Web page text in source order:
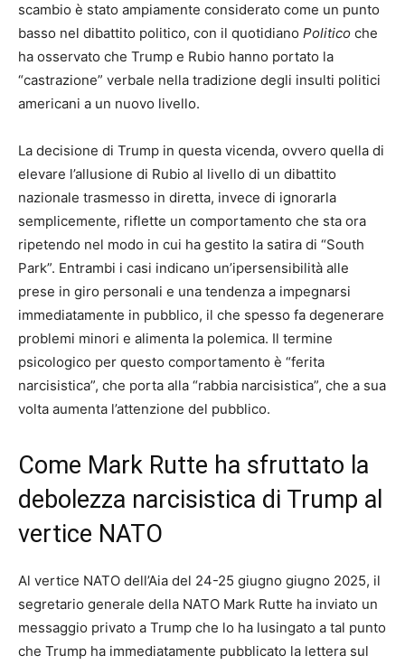
scambio è stato ampiamente considerato come un punto
basso nel dibattito politico, con il quotidiano Politico che
ha osservato che Trump e Rubio hanno portato la
“castrazione” verbale nella tradizione degli insulti politici
americani a un nuovo livello.
La decisione di Trump in questa vicenda, ovvero quella di
elevare l’allusione di Rubio al livello di un dibattito
nazionale trasmesso in diretta, invece di ignorarla
semplicemente, riflette un comportamento che sta ora
ripetendo nel modo in cui ha gestito la satira di “South
Park”. Entrambi i casi indicano un’ipersensibilità alle
prese in giro personali e una tendenza a impegnarsi
immediatamente in pubblico, il che spesso fa degenerare
problemi minori e alimenta la polemica. Il termine
psicologico per questo comportamento è “ferita
narcisistica”, che porta alla “rabbia narcisistica”, che a sua
volta aumenta l’attenzione del pubblico.
Come Mark Rutte ha sfruttato la
debolezza narcisistica di Trump al
vertice NATO
Al vertice NATO dell’Aia del 24-25 giugno giugno 2025, il
segretario generale della NATO Mark Rutte ha inviato un
messaggio privato a Trump che lo ha lusingato a tal punto
che Trump ha immediatamente pubblicato la lettera sul